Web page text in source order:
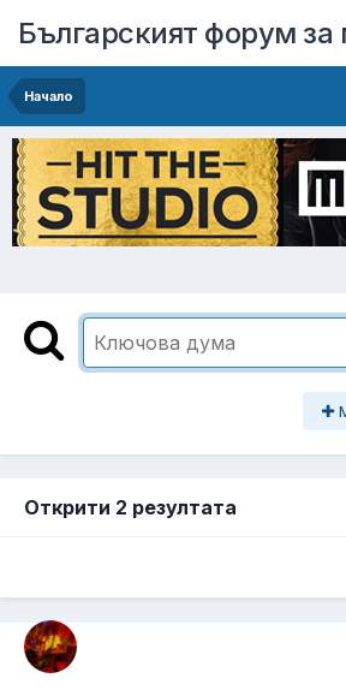
Българският форум за
Начало
Открити 2 резултата